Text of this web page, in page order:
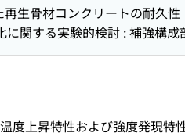
階数が推定誤差に与える影
領域における遮音特性 防振
よび典型日の抽出に関する
関する研究 : その 3 建物のア
行性能検証 不定形廃棄物の
法の検討 超高層建物での
生骨材コンクリートの耐久
関する実験的検討 : 補強構
に関する検討 柱梁接合部一
拡大に関する研究 : 柱梁の
合梁）の非線形有限要素解
答変位法による杭頭半固定
度上昇特性および強度発現